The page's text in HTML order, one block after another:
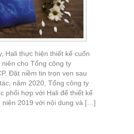
Hali thực hiện thiết kế cuốn
cho Tổng công ty
Đặt niềm tin trọn vẹn sau
năm 2020, Tổng công ty
phối hợp với Hali để thiết kế
niên 2019 với nội dung và […]